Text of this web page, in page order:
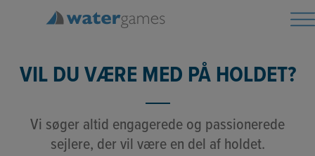
VIL DU VÆRE MED PÅ HOLDET?
Vi søger altid engagerede og passionerede
sejlere, der vil være en del af holdet.